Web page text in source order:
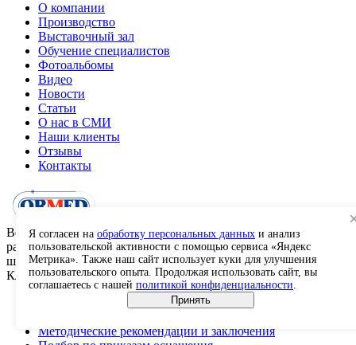
О компании
Производство
Выставочный зал
Обучение специалистов
Фотоальбомы
Видео
Новости
Статьи
О нас в СМИ
Наши клиенты
Отзывы
Контакты
Возвращаем
радость движения
шаг за шагом
Клиентам
Методические рекомендации и заключения
Я согласен на обработку персональных данных и анализ
пользовательской активности с помощью сервиса «Яндекс
Метрика». Также наш сайт использует куки для улучшения
пользовательского опыта. Продолжая использовать сайт, вы
соглашаетесь с нашей политикой конфиденциальности.
Принять